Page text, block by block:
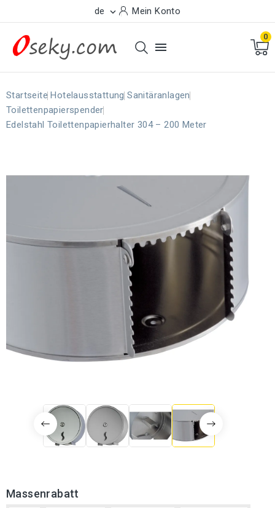
de  Mein Konto

0
Startseite Hotelausstattung Sanitäranlagen
Toilettenpapierspender
Edelstahl Toilettenpapierhalter 304 – 200 Meter
Massenrabatt